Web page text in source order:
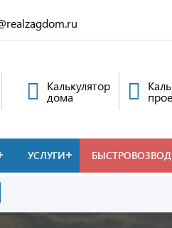
Калькулятор
дома
УСЛУГИ